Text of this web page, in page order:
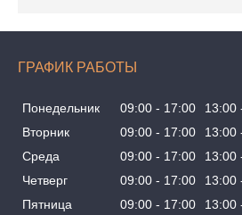
ГРАФИК РАБОТЫ
Понедельник 09:00 17:00 13:00
Вторник
09:00 17:00 13:00
Среда
09:00 17:00 13:00
Четверг
09:00 17:00 13:00
Пятница
09:00 17:00 13:00